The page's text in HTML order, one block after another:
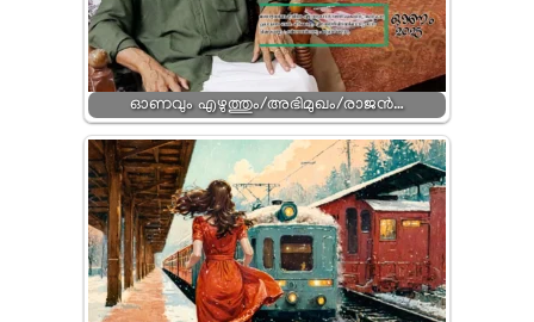
ഓണവും എഴുത്തും/അഭിമുഖം/രാജൻ…